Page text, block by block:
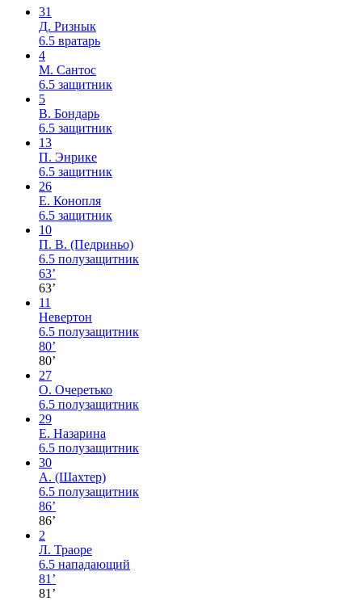
31
Д. Ризнык
6.5 вратарь
4
М. Сантос
6.5 защитник
5
В. Бондарь
6.5 защитник
13
П. Энрике
6.5 защитник
26
Е. Конопля
6.5 защитник
10
П. В. (Педриньо)
6.5 полузащитник
63’
63’
11
Невертон
6.5 полузащитник
80’
80’
27
О. Очеретько
6.5 полузащитник
29
Е. Назарина
6.5 полузащитник
30
А. (Шахтер)
6.5 полузащитник
86’
86’
2
Л. Траоре
6.5 нападающий
81’
81’